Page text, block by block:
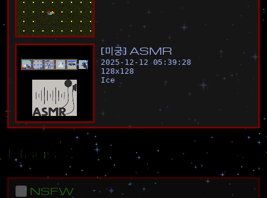
[미궁] ASMR
2025-12-12 05:39:28
128x128
Ice
Flags
NSFW